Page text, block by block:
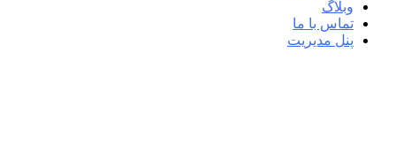
وبلاگ
تماس با ما
پنل مدیریت